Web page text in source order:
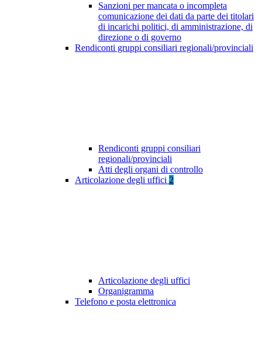
Sanzioni per mancata o incompleta
comunicazione dei dati da parte dei titolari
di incarichi politici, di amministrazione, di
direzione o di governo
Rendiconti gruppi consiliari regionali/provinciali
Rendiconti gruppi consiliari
regionali/provinciali
Atti degli organi di controllo
Articolazione degli uffici 2
Articolazione degli uffici
Organigramma
Telefono e posta elettronica